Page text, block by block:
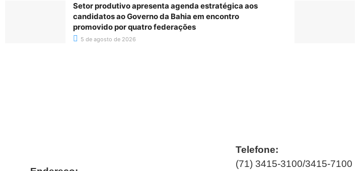
Setor produtivo apresenta agenda estratégica aos
candidatos ao Governo da Bahia em encontro
promovido por quatro federações
5 de agosto de 2026
Telefone:
(71) 3415-3100/3415-7100